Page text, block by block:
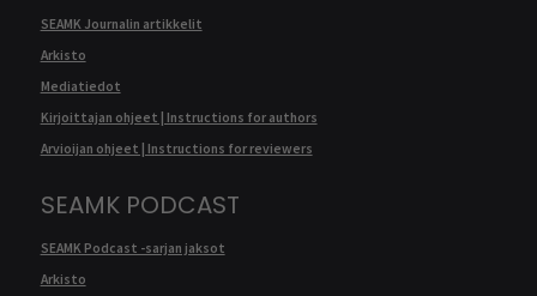
SEAMK Journalin artikkelit
Arkisto
Mediatiedot
Kirjoittajan ohjeet | Instructions for authors
Arvioijan ohjeet | Instructions for reviewers
SEAMK PODCAST
SEAMK Podcast -sarjan jaksot
Arkisto